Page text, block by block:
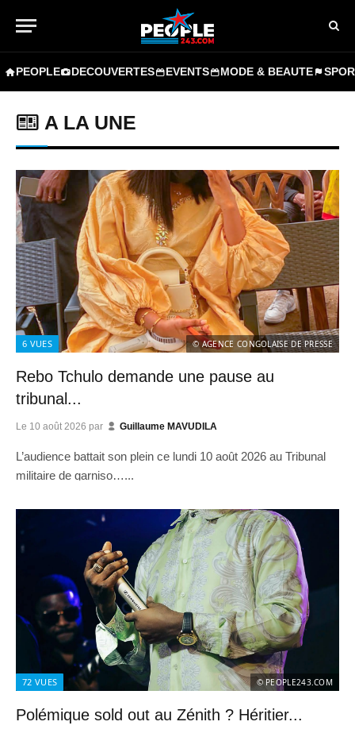
PEOPLE DECOUVERTES EVENTS MODE & BEAUTE
A LA UNE
6 VUES © AGENCE CONGOLAISE DE PRESSE
Rebo Tchulo demande une pause au
tribunal...
Le 10 août 2026 par Guillaume MAVUDILA
L’audience battait son plein ce lundi 10 août 2026 au Tribunal
militaire de garniso…...
72 VUES © PEOPLE243.COM
Polémique sold out au Zénith ? Héritier...